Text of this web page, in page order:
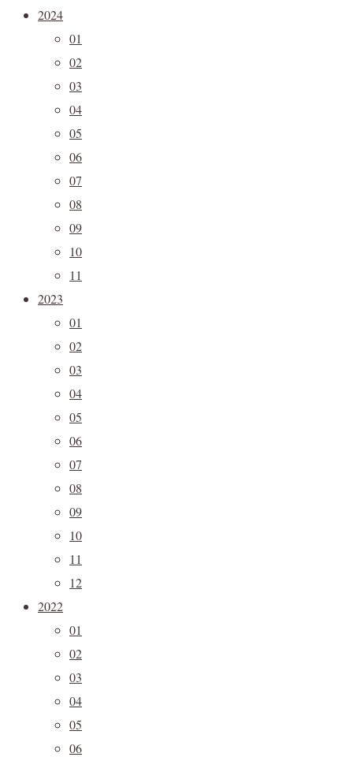
2024
01
02
03
04
05
06
07
08
09
10
11
2023
01
02
03
04
05
06
07
08
09
10
11
12
2022
01
02
03
04
05
06